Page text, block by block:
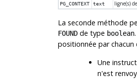
PG_CONTEXT text ligne(s)
La seconde méthode
FOUNDde type boolean
positionnée par
Une
n'est